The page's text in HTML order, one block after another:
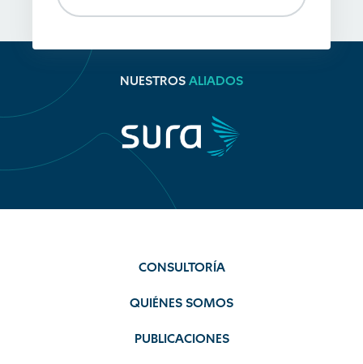
NUESTROS ALIADOS
CONSULTORÍA
QUIÉNES SOMOS
PUBLICACIONES